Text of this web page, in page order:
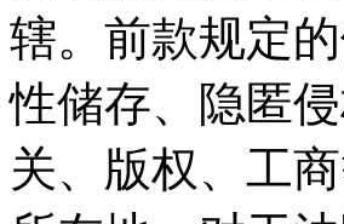
辖。前款规定
性储存、隐匿
关、版权、工